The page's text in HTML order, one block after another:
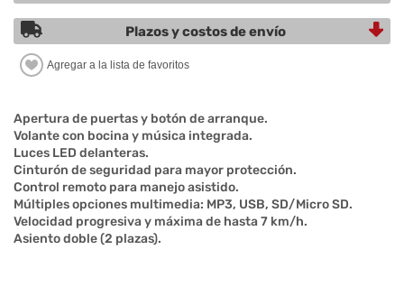
Plazos y costos de envío
Apertura de puertas y botón de arranque.
Volante con bocina y música integrada.
Luces LED delanteras.
Cinturón de seguridad para mayor protección.
Control remoto para manejo asistido.
Múltiples opciones multimedia: MP3, USB, SD/Micro SD.
Velocidad progresiva y máxima de hasta 7 km/h.
Asiento doble (2 plazas).